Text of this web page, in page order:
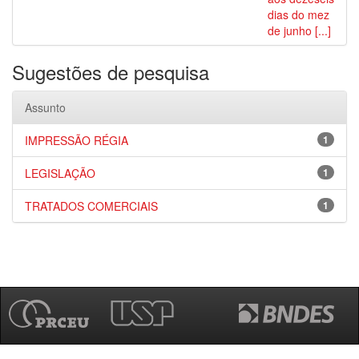
dias do mez
de junho [...]
Sugestões de pesquisa
Assunto
1
IMPRESSÃO RÉGIA
1
LEGISLAÇÃO
1
TRATADOS COMERCIAIS